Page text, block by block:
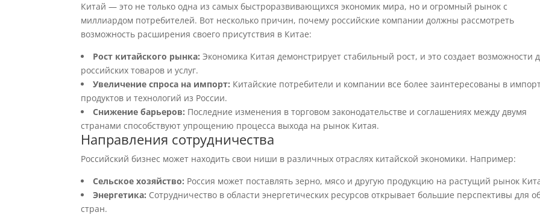
Китай — это не только одна из самых быстроразвивающихся экономик мира, но и огромный рынок с
миллиардом потребителей. Вот несколько причин, почему российские компании должны рассмотреть
возможность расширения своего присутствия в Китае:
Рост китайского рынка: Экономика Китая демонстрирует стабильный рост, и это создает возможности
российских товаров и услуг.
Увеличение спроса на импорт: Китайские потребители и компании все более заинтересованы в
продуктов и технологий из России.
Снижение барьеров: Последние изменения в торговом законодательстве и соглашениях между двумя
странами способствуют упрощению процесса выхода на рынок Китая.
Направления сотрудничества
Российский бизнес может находить свои ниши в различных отраслях китайской экономики. Например:
Сельское хозяйство: Россия может поставлять зерно, мясо и другую продукцию на растущий рынок
Энергетика: Сотрудничество в области энергетических ресурсов открывает большие перспективы для
стран.